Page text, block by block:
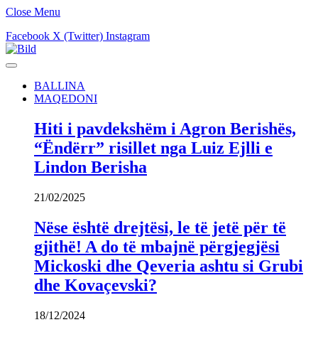
Close Menu
Facebook X (Twitter) Instagram
BALLINA
MAQEDONI
Hiti i pavdekshëm i Agron Berishës,
“Ëndërr” risillet nga Luiz Ejlli e
Lindon Berisha
21/02/2025
Nëse është drejtësi, le të jetë për të
gjithë! A do të mbajnë përgjegjësi
Mickoski dhe Qeveria ashtu si Grubi
dhe Kovaçevski?
18/12/2024